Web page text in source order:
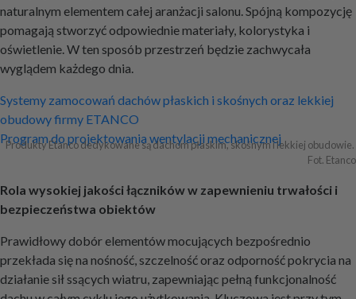
naturalnym elementem całej aranżacji salonu. Spójną kompozycję
pomagają stworzyć odpowiednie materiały, kolorystyka i
oświetlenie. W ten sposób przestrzeń będzie zachwycała
wyglądem każdego dnia.
Nawigacja
wpisu
Systemy zamocowań dachów płaskich i skośnych oraz lekkiej
obudowy firmy ETANCO
Program do projektowania wentylacji mechanicznej
Produkty Etanco dedykowane są dachom płaskim, skośnym i lekkiej obudowie.
Fot. Etanco
Rola wysokiej jakości łączników w zapewnieniu trwałości i
bezpieczeństwa obiektów
Prawidłowy dobór elementów mocujących bezpośrednio
przekłada się na nośność, szczelność oraz odporność pokrycia na
działanie sił ssących wiatru, zapewniając pełną funkcjonalność